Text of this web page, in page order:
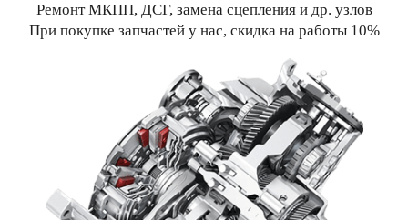
Ремонт МКПП, ДСГ, замена сцепления и др. узлов
При покупке запчастей у нас, скидка на работы 10%